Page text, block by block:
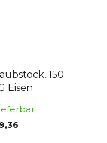
150
Eisen